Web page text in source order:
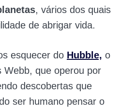
, vários dos quais
de abrigar vida.
esquecer do Hubble, o
Webb, que operou por
descobertas que
ser humano pensar o